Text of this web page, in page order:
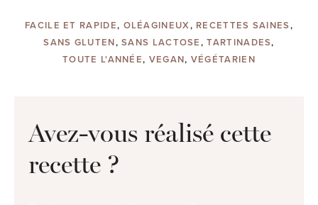
FACILE ET RAPIDE, OLÉAGINEUX, RECETTES SAINES,
SANS GLUTEN,SANS LACTOSE,TARTINADES,
TOUTE L'ANNÉE, VEGAN, VÉGÉTARIEN
Avez-vous réalisé cette
recette ?